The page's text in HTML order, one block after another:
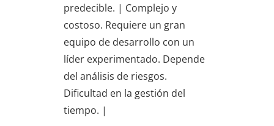
predecible. | Complejo y
costoso. Requiere un gran
equipo de desarrollo con un
líder experimentado. Depende
del análisis de riesgos.
Dificultad en la gestión del
tiempo. |